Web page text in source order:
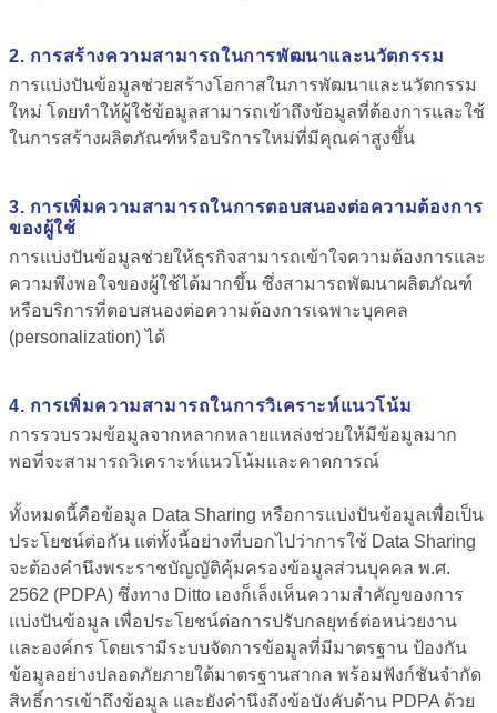
2. การสร้างความสามารถในการพัฒนาและนวัตกรรม
การแบ่งปันข้อมูลช่วยสร้างโอกาสในการพัฒนาและนวัตกรรม
ใหม่ โดยทำให้ผู้ใช้ข้อมูลสามารถเข้าถึงข้อมูลที่ต้องการและใช้
ในการสร้างผลิตภัณฑ์หรือบริการใหม่ที่มีคุณค่าสูงขึ้น
3. การเพิ่มความสามารถในการตอบสนองต่อความต้องการ
ของผู้ใช้
การแบ่งปันข้อมูลช่วยให้ธุรกิจสามารถเข้าใจความต้องการและ
ความพึงพอใจของผู้ใช้ได้มากขึ้น ซึ่งสามารถพัฒนาผลิตภัณฑ์
หรือบริการที่ตอบสนองต่อความต้องการเฉพาะบุคคล
(personalization) ได้
4. การเพิ่มความสามารถในการวิเคราะห์แนวโน้ม
การรวบรวมข้อมูลจากหลากหลายแหล่งช่วยให้มีข้อมูลมาก
พอที่จะสามารถวิเคราะห์แนวโน้มและคาดการณ์
ทั้งหมดนี้คือข้อมูล Data Sharing หรือการแบ่งปันข้อมูลเพื่อเป็น
ประโยชน์ต่อกัน แต่ทั้งนี้อย่างที่บอกไปว่าการใช้ Data Sharing
จะต้องคำนึงพระราชบัญญัติคุ้มครองข้อมูลส่วนบุคคล พ.ศ.
2562 (PDPA) ซึ่งทาง Ditto เองก็เล็งเห็นความสำคัญของการ
แบ่งปันข้อมูล เพื่อประโยชน์ต่อการปรับกลยุทธ์ต่อหน่วยงาน
และองค์กร โดยเรามีระบบจัดการข้อมูลที่มีมาตรฐาน ป้องกัน
ข้อมูลอย่างปลอดภัยภายใต้มาตรฐานสากล พร้อมฟังก์ชันจำกัด
สิทธิ์การเข้าถึงข้อมูล และยังคำนึงถึงข้อบังคับด้าน PDPA ด้วย